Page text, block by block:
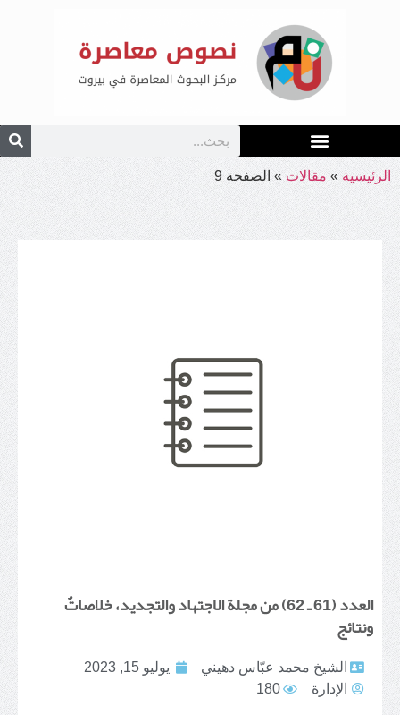
الرئيسية » مقالات » الصفحة 9
العدد (61 ـ 62) من مجلة الاجتهاد والتجديد، خلاصاتٌ
ونتائج
الشيخ محمد عبّاس دهيني
يوليو 15, 2023
الإدارة
180